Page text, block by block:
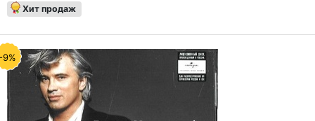
Хит продаж
9%